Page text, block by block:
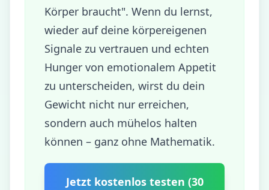
Körper braucht". Wenn du lernst,
wieder auf deine körpereigenen
Signale zu vertrauen und echten
Hunger von emotionalem Appetit
zu unterscheiden, wirst du dein
Gewicht nicht nur erreichen,
sondern auch mühelos halten
können – ganz ohne Mathematik.
Jetzt kostenlos testen (30